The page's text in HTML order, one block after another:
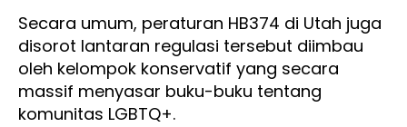
Secara umum, peraturan HB374 di Utah juga
disorot lantaran regulasi tersebut diimbau
oleh kelompok konservatif yang secara
massif menyasar buku-buku tentang
komunitas LGBTQ+.